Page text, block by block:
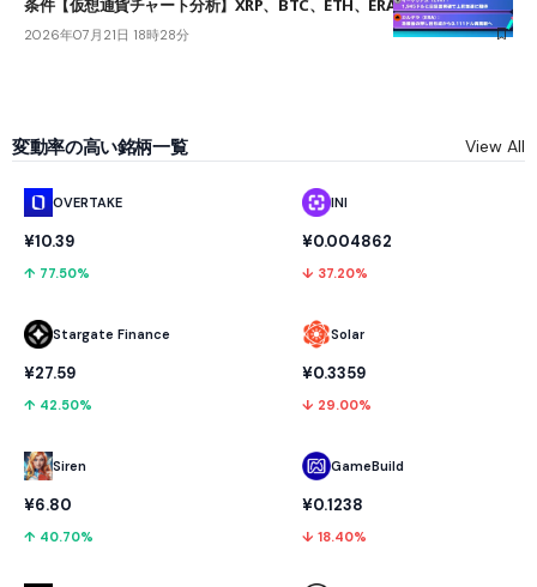
2026年07月21日 18時28分
変動率の高い銘柄一覧 View All
OVERTAKE
¥10.39
↑ 77.50%
Stargate Finance
¥27.59
↑ 42.50%
Siren
¥6.80
↑ 40.70%
INI
¥0.004862
↓ 37.20%
Solar
¥0.3359
↓ 29.00%
GameBuild
¥0.1238
↓ 18.40%